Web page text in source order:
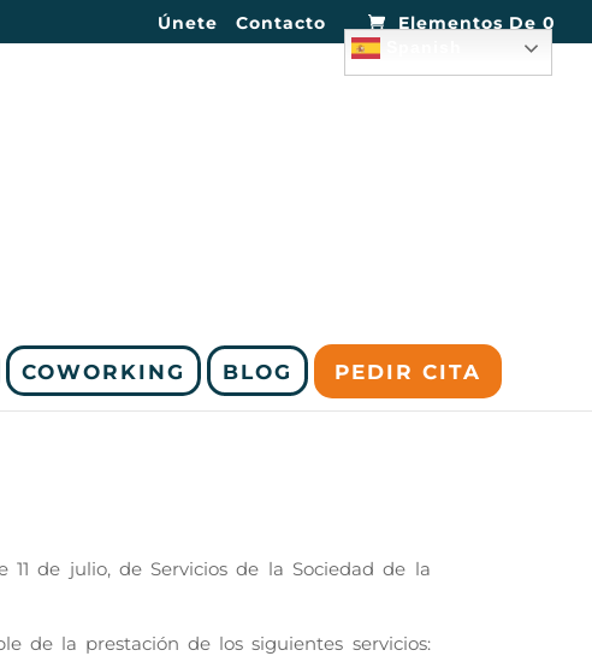
Únete Contacto Elementos De 0
COWORKING BLOG PEDIR CITA
de julio, de Servicios de la Sociedad de la
de la prestación de los siguientes servicios: